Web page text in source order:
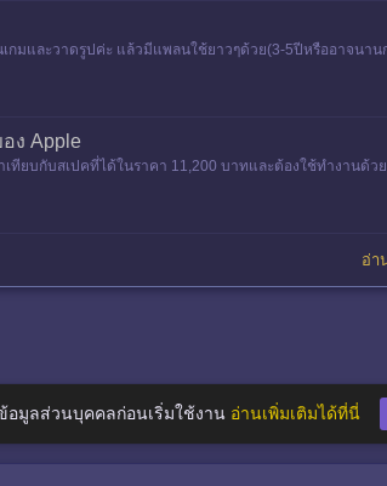
กมและวาดรูปค่ะ แล้วมีแพลนใช้ยาวๆด้วย(3-5ปีหรืออาจนา
ง Apple
ทียบกับสเปคที่ได้ในราคา 11,200 บาทและต้องใช้ทำงานด้ว
อ่า
มูลส่วนบุคคลก่อนเริ่มใช้งาน อ่านเพิ่มเติมได้ที่นี่